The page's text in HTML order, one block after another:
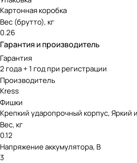
Картонная коробка
Вес (брутто), кг
0.26
Гарантия и производитель
Гарантия
2 года + 1 год при регистрации
Производитель
Kress
Фишки
Крепкий ударопрочный корпус,
Вес, кг
0.12
Напряжение аккумулятора, В
3